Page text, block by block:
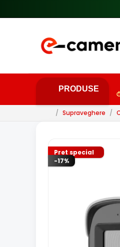
PRODUSE
/ Supraveghere /
Pret special
-17%